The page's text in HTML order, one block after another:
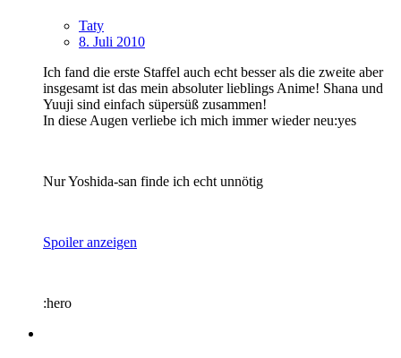
Taty
8. Juli 2010
Ich fand die erste Staffel auch echt besser als die zweite aber
insgesamt ist das mein absoluter lieblings Anime! Shana und
Yuuji sind einfach süpersüß zusammen!
In diese Augen verliebe ich mich immer wieder neu:yes
Nur Yoshida-san finde ich echt unnötig
Spoiler anzeigen
:hero